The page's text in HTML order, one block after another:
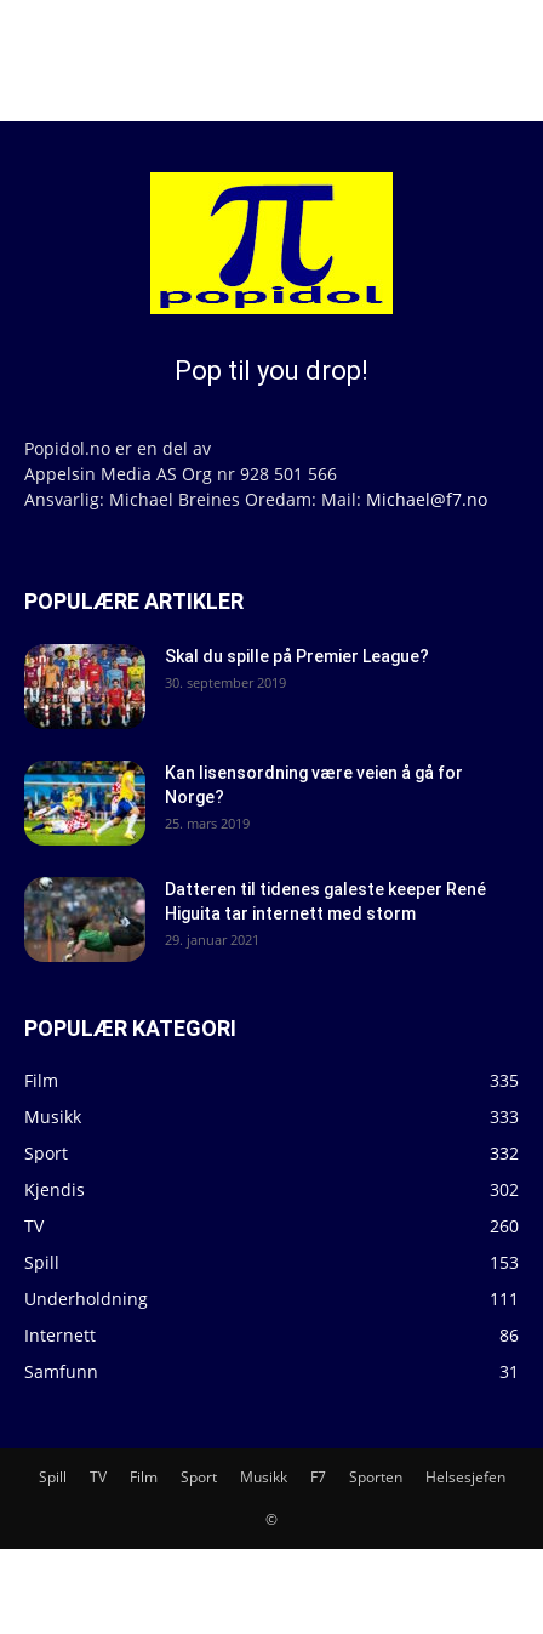
Pop til you drop!
Popidol.no er en del av
Appelsin Media AS Org nr 928 501 566
Ansvarlig: Michael Breines Oredam: Mail: Michael@f7.no
POPULÆRE ARTIKLER
Skal du spille på Premier League?
30. september 2019
Kan lisensordning være veien å gå for
Norge?
25. mars 2019
Datteren til tidenes galeste keeper René
Higuita tar internett med storm
29. januar 2021
POPULÆR KATEGORI
Film
335
Musikk
333
Sport
332
Kjendis
302
TV
260
Spill
153
Underholdning
111
Internett
86
Samfunn
31
Spill TV Film Sport Musikk F7 Sporten Helsesjefen
©